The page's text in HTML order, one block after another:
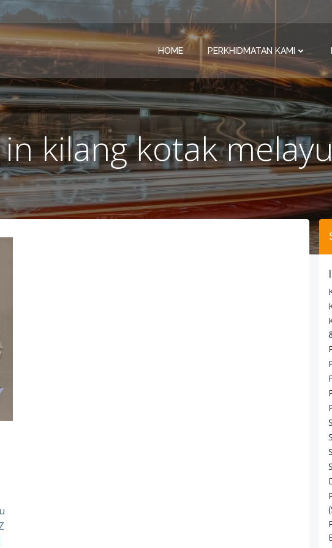
HOME PERKHIDMATAN KAMI
kilang kotak